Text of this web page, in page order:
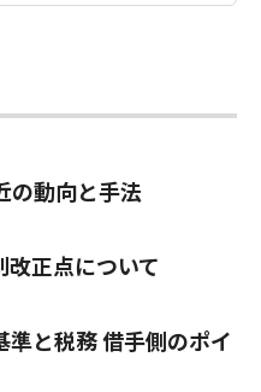
の動向と手法
正点について
と税務 借手側のポイ